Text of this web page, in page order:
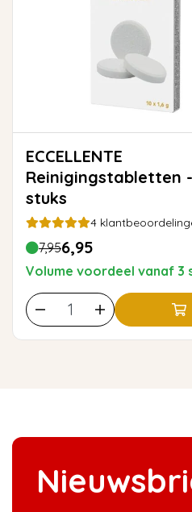
ECCELLENTE
Reinigingstabletten
stuks
4
7,956,95
Volume voordeel vanaf 3